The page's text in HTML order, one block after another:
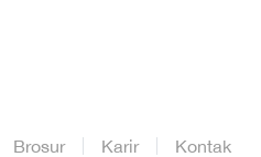
Brosur Karir Kontak